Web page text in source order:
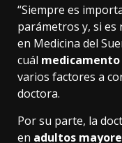
“Siempre es
parámetros y, si es
en Medicina del
cuál medicamento
varios factores a
doctora.
Por su parte, la
en adultos